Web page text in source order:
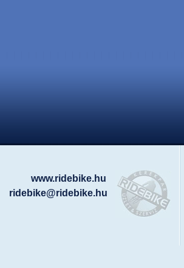
www.ridebike.hu
ridebike@ridebike.hu